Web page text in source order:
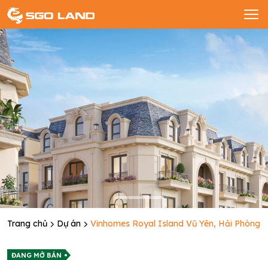
Trang chủ Dự án Vinhomes Royal Island Vũ Yên, Hải Phòng
ĐANG MỞ BÁN